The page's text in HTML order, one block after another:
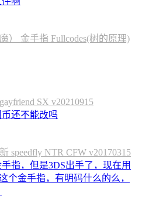
） 金手指 Fullcodes(树的原理)
SX v20210915
还不能改吗
speedfly NTR CFW v20170315
指，但是3DS出手了，现在用
个金手指，有明码什么的么，